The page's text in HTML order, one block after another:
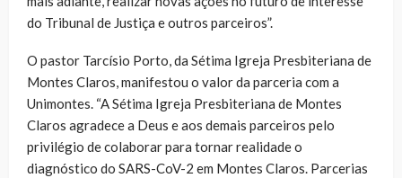
do Tribunal de Justiça e outros parceiros”.
O pastor Tarcísio Porto, da Sétima Igreja Presbiteriana de
Montes Claros, manifestou o valor da parceria com a
Unimontes. “A Sétima Igreja Presbiteriana de Montes
Claros agradece a Deus e aos demais parceiros pelo
privilégio de colaborar para tornar realidade o
diagnóstico do SARS-CoV-2 em Montes Claros. Parcerias